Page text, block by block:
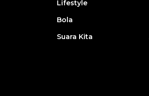
Lifestyle
Bola
Suara Kita